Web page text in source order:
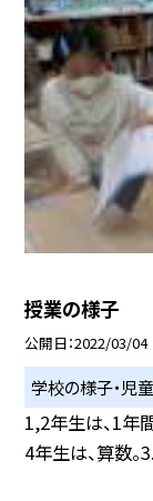
授業の様子
公開日 2022/03/04
学校の様子・児
1,2年生は、1年
4年生は、算数。